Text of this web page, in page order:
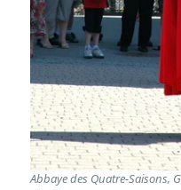
Abbaye des Quatre-Saisons,